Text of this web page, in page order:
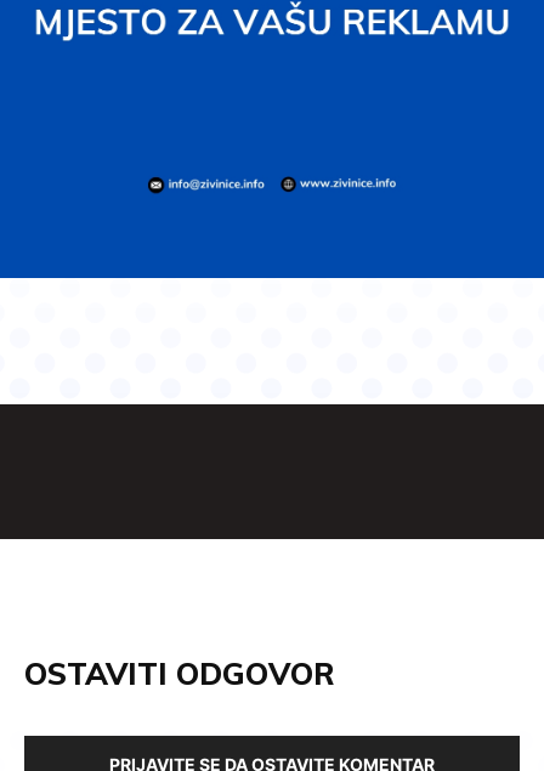
OSTAVITI ODGOVOR
PRIJAVITE SE DA OSTAVITE KOMENTAR